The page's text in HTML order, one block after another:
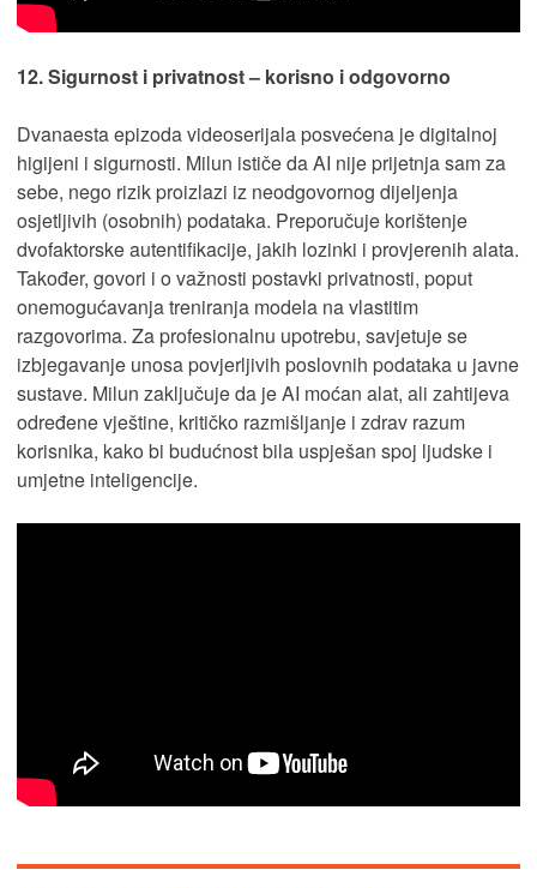
12. Sigurnost i privatnost – korisno i odgovorno
Dvanaesta epizoda videoserijala posvećena je digitalnoj
higijeni i sigurnosti. Milun ističe da AI nije prijetnja sam za
sebe, nego rizik proizlazi iz neodgovornog dijeljenja
osjetljivih (osobnih) podataka. Preporučuje korištenje
dvofaktorske autentifikacije, jakih lozinki i provjerenih alata.
Također, govori i o važnosti postavki privatnosti, poput
onemogućavanja treniranja modela na vlastitim
razgovorima. Za profesionalnu upotrebu, savjetuje se
izbjegavanje unosa povjerljivih poslovnih podataka u javne
sustave. Milun zaključuje da je AI moćan alat, ali zahtijeva
određene vještine, kritičko razmišljanje i zdrav razum
korisnika, kako bi budućnost bila uspješan spoj ljudske i
umjetne inteligencije.